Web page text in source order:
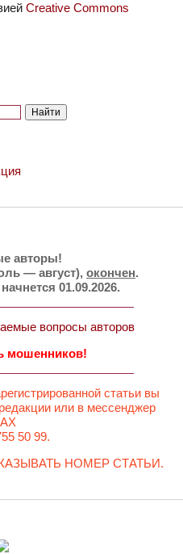
Creative Commons
авторы!
— август), окончен.
01.09.2026.
вопросы авторов
мошенников!
статьи вы
или в мессенджер
50 99.
НОМЕР СТАТЬИ.